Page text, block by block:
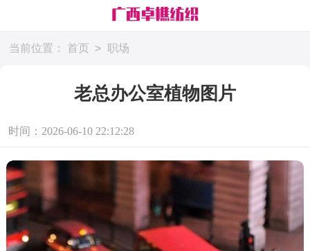
当前位置： 首页 > 职场
老总办公室植物图片
时间：2026-06-10 22:12:28